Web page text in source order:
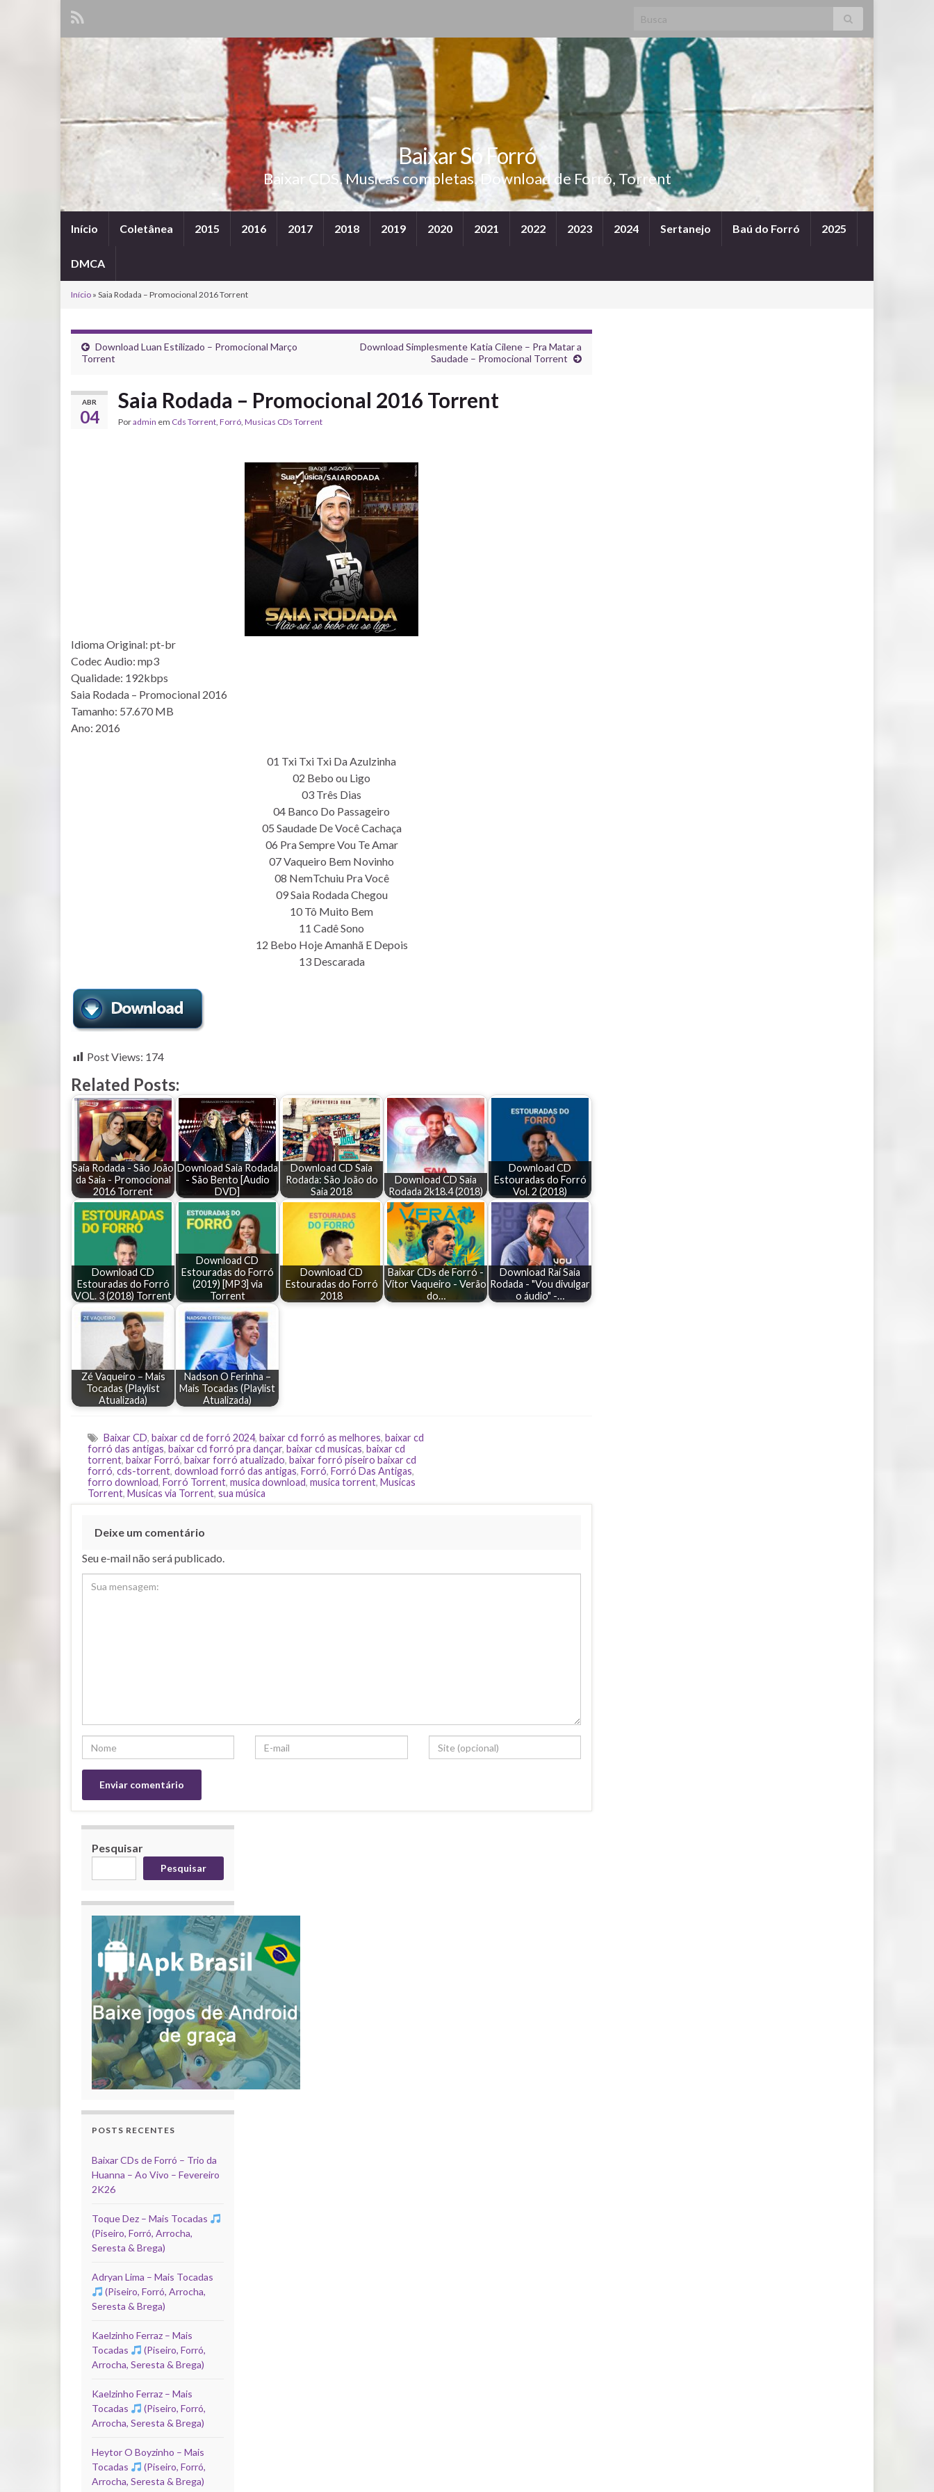
Search for:
Baixar Só Forró
Baixar CDS, Musicas completas, Download de Forró, Torrent
Início Coletânea 2015 2016 2017 2018 2019 2020 2021 2022 2023 2024 Sertanejo Baú do Forró 2025
DMCA
Início » Saia Rodada – Promocional 2016 Torrent
Download Luan Estilizado – Promocional Março
Torrent
Download Simplesmente Katia Cilene – Pra Matar a
Saudade – Promocional Torrent
ABR
04
Saia Rodada – Promocional 2016 Torrent
Poradmin em Cds Torrent, Forró, ‎Musicas CDs Torrent
Idioma Original: pt-br
Codec Audio: mp3
Qualidade: 192kbps
Saia Rodada – Promocional 2016
Tamanho: 57.670 MB
Ano: 2016
01 Txi Txi Txi Da Azulzinha
02 Bebo ou Ligo
03 Três Dias
04 Banco Do Passageiro
05 Saudade De Você Cachaça
06 Pra Sempre Vou Te Amar
07 Vaqueiro Bem Novinho
08 NemTchuiu Pra Você
09 Saia Rodada Chegou
10 Tô Muito Bem
11 Cadê Sono
12 Bebo Hoje Amanhã E Depois
13 Descarada
Post Views: 174
Related Posts:
Saia Rodada - São João
da Saia - Promocional
2016 Torrent
Download Saia Rodada
- São Bento [Audio
DVD]
Download CD Saia
Rodada: São João do
Saia 2018
Download CD Saia
Rodada 2k18.4 (2018)
Download CD
Estouradas do Forró
Vol. 2 (2018)
Download CD
Estouradas do Forró
VOL. 3 (2018) Torrent
Download CD
Estouradas do Forró
(2019) [MP3] via
Torrent
Download CD
Estouradas do Forró
2018
Baixar CDs de Forró -
Vitor Vaqueiro - Verão
do…
Download Raí Saia
Rodada - "Vou divulgar
o áudio" -…
Zé Vaqueiro – Mais
Tocadas (Playlist
Atualizada)
Nadson O Ferinha –
Mais Tocadas (Playlist
Atualizada)
Baixar CD, baixar cd de forró 2024, baixar cd forró as melhores, baixar cd
forró das antigas, baixar cd forró pra dançar, baixar cd musicas, baixar cd
torrent, baixar Forró, baixar forró atualizado, baixar forró piseiro baixar cd
forró, cds-torrent, download forró das antigas, Forró, Forró Das Antigas,
forro download, Forró Torrent, musica download, musica torrent, Musicas
Torrent, Musicas via Torrent, sua música
Deixe um comentário
Seu e-mail não será publicado.
Pesquisar
Pesquisar
POSTS RECENTES
Baixar CDs de Forró – Trio da
Huanna – Ao Vivo – Fevereiro
2K26
Toque Dez – Mais Tocadas
(Piseiro, Forró, Arrocha,
Seresta & Brega)
Adryan Lima – Mais Tocadas
(Piseiro, Forró, Arrocha,
Seresta & Brega)
Kaelzinho Ferraz – Mais
Tocadas
(Piseiro, Forró,
Arrocha, Seresta & Brega)
Kaelzinho Ferraz – Mais
Tocadas
(Piseiro, Forró,
Arrocha, Seresta & Brega)
Heytor O Boyzinho – Mais
Tocadas
(Piseiro, Forró,
Arrocha, Seresta & Brega)